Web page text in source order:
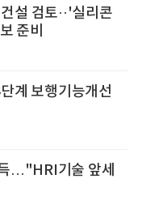
설 검토··'실리콘
준비
계 보행기능개선
…"HRI기술 앞세